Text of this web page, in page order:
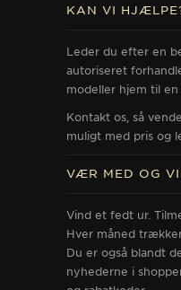
KAN VI
Leder du efter en
autoriseret
modeller hjem til
Kontakt os, så
muligt med pris og
VÆR MED OG
Vind et fedt ur.
Hver måned
Du er også blandt
nyhederne i